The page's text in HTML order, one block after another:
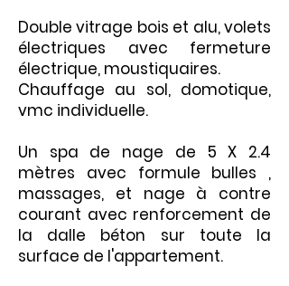
Double vitrage bois et alu, volets
électriques avec fermeture
électrique, moustiquaires.
Chauffage au sol, domotique,
vmc individuelle.
Un spa de nage de 5 X 2.4
mètres avec formule bulles ,
massages, et nage à contre
courant avec renforcement de
la dalle béton sur toute la
surface de l'appartement.